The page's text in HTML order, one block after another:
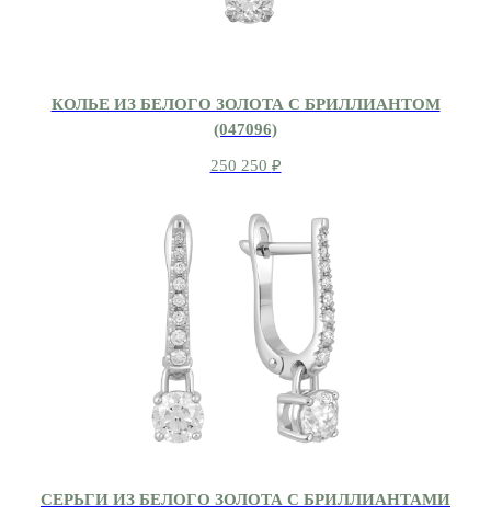
КОЛЬЕ ИЗ БЕЛОГО ЗОЛОТА С БРИЛЛИАНТОМ
(047096)
250 250 ₽
СЕРЬГИ ИЗ БЕЛОГО ЗОЛОТА С БРИЛЛИАНТАМИ